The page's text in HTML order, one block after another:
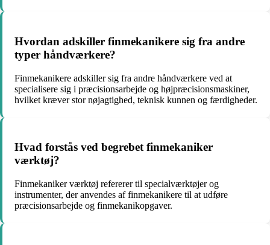
Hvordan adskiller finmekanikere sig fra andre
typer håndværkere?
Finmekanikere adskiller sig fra andre håndværkere ved at
specialisere sig i præcisionsarbejde og højpræcisionsmaskiner,
hvilket kræver stor nøjagtighed, teknisk kunnen og færdigheder.
Hvad forstås ved begrebet finmekaniker
værktøj?
Finmekaniker værktøj refererer til specialværktøjer og
instrumenter, der anvendes af finmekanikere til at udføre
præcisionsarbejde og finmekanikopgaver.